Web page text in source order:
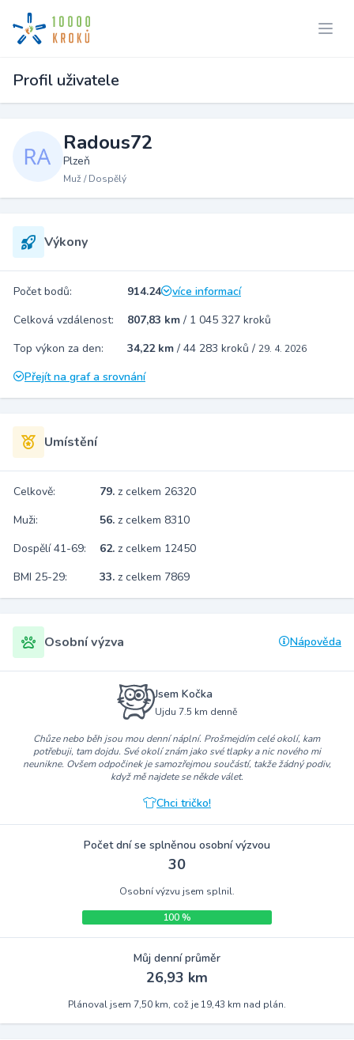
Profil uživatele
Radous72
Plzeň
Muž / Dospělý
Výkony
Počet bodů: 914.24
více informací
Celková vzdálenost:
807,83 km / 1 045 327 kroků
Top výkon za den:
34,22 km / 44 283 kroků / 29. 4. 2026
Přejít na graf a srovnání
Umístění
Celkově: 79. z celkem 26320
Muži:
56. z celkem 8310
Dospělí 41-69:
62. z celkem 12450
BMI 25-29:
33. z celkem 7869
Osobní výzva Nápověda
Jsem Kočka
Ujdu 7.5 km denně
Chůze nebo běh jsou mou denní náplní. Prošmejdím celé okolí, kam
potřebuji, tam dojdu. Své okolí znám jako své tlapky a nic nového mi
neunikne. Ovšem odpočinek je samozřejmou součástí, takže žádný podiv,
když mě najdete se někde válet.
Chci tričko!
Počet dní se splněnou osobní výzvou
30
Osobní výzvu jsem splnil.
100 %
Můj denní průměr
26,93 km
Plánoval jsem 7,50 km, což je 19,43 km nad plán.